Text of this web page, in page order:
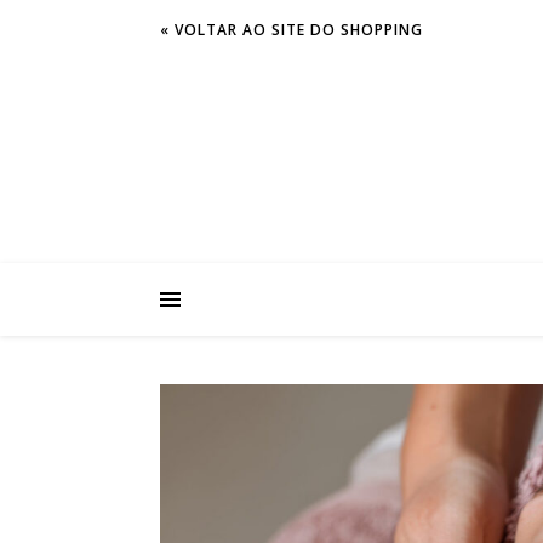
« VOLTAR AO SITE DO SHOPPING